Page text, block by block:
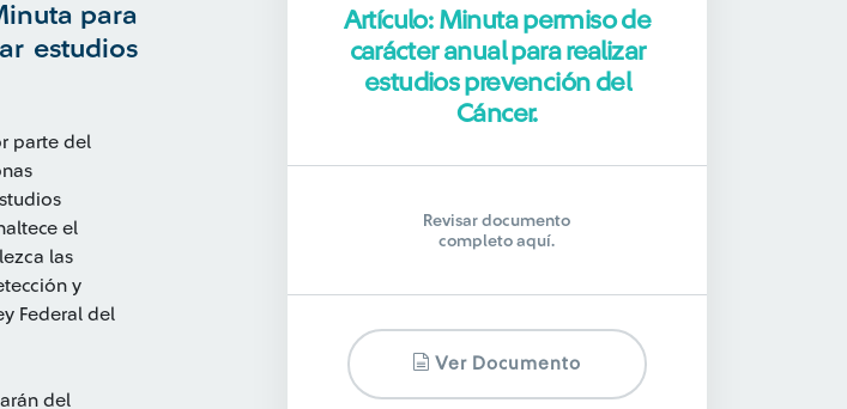
para
estudios
parte del
el
las
y
Federal del
del
Artículo: Minuta permiso de
carácter anual para realizar
estudios prevención del
Cáncer.
Revisar documento
completo aquí.
Ver Documento